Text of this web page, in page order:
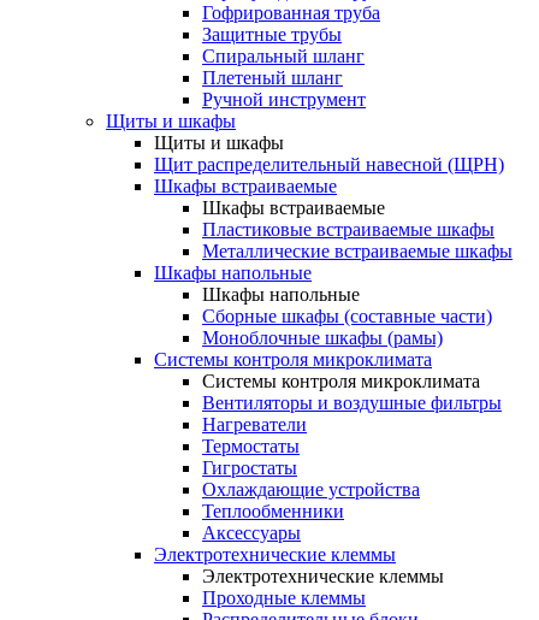
Гофрированная труба
Защитные трубы
Спиральный шланг
Плетеный шланг
Ручной инструмент
Щиты и шкафы
Щиты и шкафы
Щит распределительный навесной (ЩРН)
Шкафы встраиваемые
Шкафы встраиваемые
Пластиковые встраиваемые шкафы
Металлические встраиваемые шкафы
Шкафы напольные
Шкафы напольные
Сборные шкафы (составные части)
Моноблочные шкафы (рамы)
Системы контроля микроклимата
Системы контроля микроклимата
Вентиляторы и воздушные фильтры
Нагреватели
Термостаты
Гигростаты
Охлаждающие устройства
Теплообменники
Аксессуары
Электротехнические клеммы
Электротехнические клеммы
Проходные клеммы